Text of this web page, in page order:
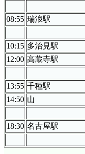
08:55 瑞浪駅
10:15 多治見駅
12:00 高蔵寺駅
13:55 千種駅
14:50 山
18:30 名古屋駅